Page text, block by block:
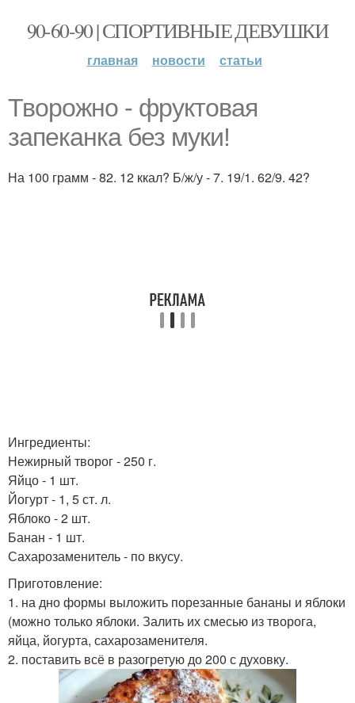
90-60-90 | СПОРТИВНЫЕ ДЕВУШКИ
главная новости статьи
Творожно - фруктовая
запеканка без муки!
На 100 грамм - 82. 12 ккал? Б/ж/у - 7. 19/1. 62/9. 42?
Ингредиенты:
Нежирный творог - 250 г.
Яйцо - 1 шт.
Йогурт - 1, 5 ст. л.
Яблоко - 2 шт.
Банан - 1 шт.
Сахарозаменитель - по вкусу.
Приготовление:
1. на дно формы выложить порезанные бананы и яблоки
(можно только яблоки. Залить их смесью из творога,
яйца, йогурта, сахарозаменителя.
2. поставить всё в разогретую до 200 с духовку.